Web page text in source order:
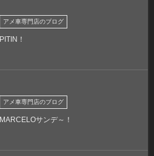
アメ車専門店のブログ
PITIN！
アメ車専門店のブログ
MARCELOサンデ～！